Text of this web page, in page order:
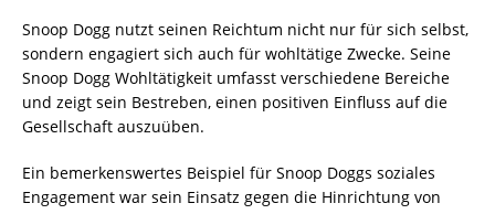
Snoop Dogg nutzt seinen Reichtum nicht nur für sich selbst,
sondern engagiert sich auch für wohltätige Zwecke. Seine
Snoop Dogg Wohltätigkeit umfasst verschiedene Bereiche
und zeigt sein Bestreben, einen positiven Einfluss auf die
Gesellschaft auszuüben.
Ein bemerkenswertes Beispiel für Snoop Doggs soziales
Engagement war sein Einsatz gegen die Hinrichtung von